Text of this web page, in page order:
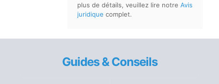
plus de détails, veuillez lire notre Avis
juridique complet.
Guides & Conseils